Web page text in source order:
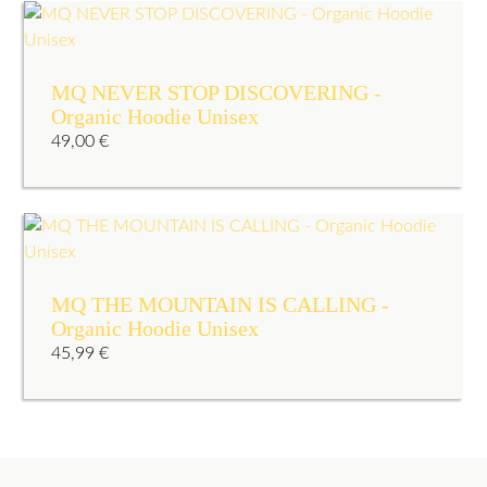
MQ NEVER STOP DISCOVERING -
Organic Hoodie Unisex
49,00€
MQ THE MOUNTAIN IS CALLING -
Organic Hoodie Unisex
45,99€